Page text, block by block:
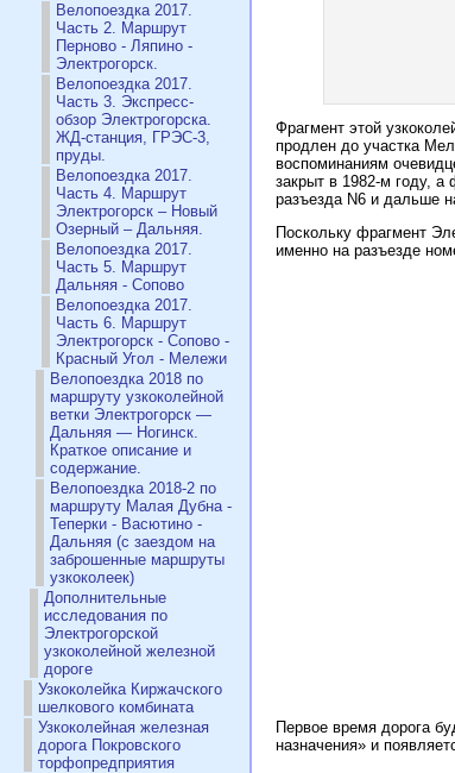
Велопоездка 2017.
Часть 2. Маршрут
Перново - Ляпино -
Электрогорск.
Велопоездка 2017.
Часть 3. Экспресс-
обзор Электрогорска.
ЖД-станция, ГРЭС-3,
пруды.
Велопоездка 2017.
Часть 4. Маршрут
Электрогорск – Новый
Озерный – Дальняя.
Велопоездка 2017.
Часть 5. Маршрут
Дальняя - Сопово
Велопоездка 2017.
Часть 6. Маршрут
Электрогорск - Сопово -
Красный Угол - Мележи
Велопоездка 2018 по
маршруту узкоколейной
ветки Электрогорск —
Дальняя — Ногинск.
Краткое описание и
содержание.
Велопоездка 2018-2 по
маршруту Малая Дубна -
Теперки - Васютино -
Дальняя (с заездом на
заброшенные маршруты
узкоколеек)
Дополнительные
исследования по
Электрогорской
узкоколейной железной
дороге
Узкоколейка Киржачского
шелкового комбината
Узкоколейная железная
дорога Покровского
торфопредприятия
Фрагмент этой
продлен до участка
воспоминаниям
закрыт в 1982-м году, а
разъезда N6 и дальше
Поскольку фрагмент
именно на разъезде
Первое время дорога
назначения» и